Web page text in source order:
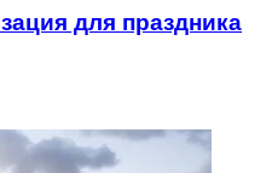
для праздника